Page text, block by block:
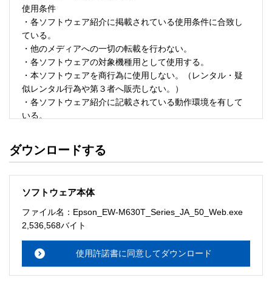
使用条件
・各ソフトウェア紹介に掲載されている使用条件に合致し
ている。
・他のメディアへの一切の転載を行わない。
・各ソフトウェアの対象機種用として使用する。
・本ソフトウェアを商行為に使用しない。（レンタル・疑
似レンタル行為や第３者へ販売しない。）
・各ソフトウェア紹介に記載されている動作環境を有して
いる。
・ソフトウェアを改変、またはリバースエンジニアリング
ソフトウェアのサポート
・本サーバでは、ユーザーサポートは行いません。搭載ソ
メーションセンターまでお願い
ルをお読み下さい。
ダウンロードする
ソフトウェア本体
ファイル名：Epson_EW-M630T_Series_JA_50_Web.exe
2,536,568バイト
使用許諾書に同意してダウンロード